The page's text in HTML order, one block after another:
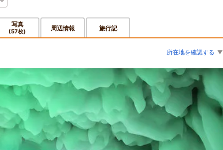
写真
(57枚) 周辺情報 旅行記
所在地を確認する